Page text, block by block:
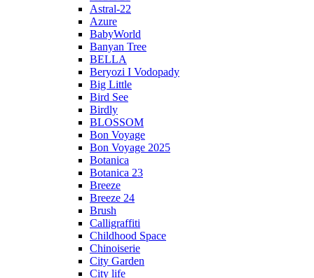
Astral-22
Azure
BabyWorld
Banyan Tree
BELLA
Beryozi I Vodopady
Big Little
Bird See
Birdly
BLOSSOM
Bon Voyage
Bon Voyage 2025
Botanica
Botanica 23
Breeze
Breeze 24
Brush
Calligraffiti
Childhood Space
Chinoiserie
City Garden
City life